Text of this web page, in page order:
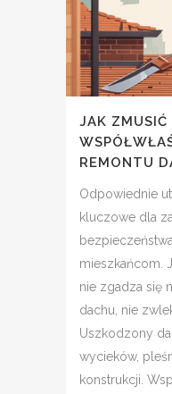
JAK ZMUSIĆ
REMONTU
Odpowiednie
kluczowe dla
mieszkańcom.
nie zgadza się
dachu, nie
Uszkodzony
wycieków,
konstrukcji.